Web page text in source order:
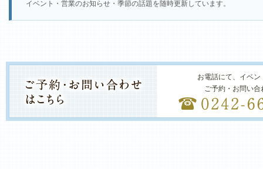
イベント・営業のお知らせ・季節の話題を随時更新しています。
お電話にて、イベ
ご予約・お問い